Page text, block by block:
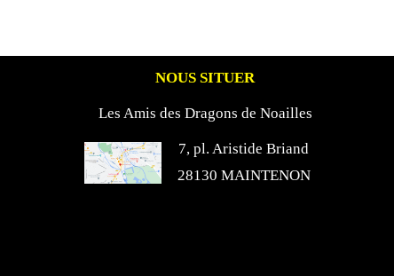
NOUS SITUER
Les Amis des Dragons de Noailles
7, pl. Aristide Briand
28130 MAINTENON